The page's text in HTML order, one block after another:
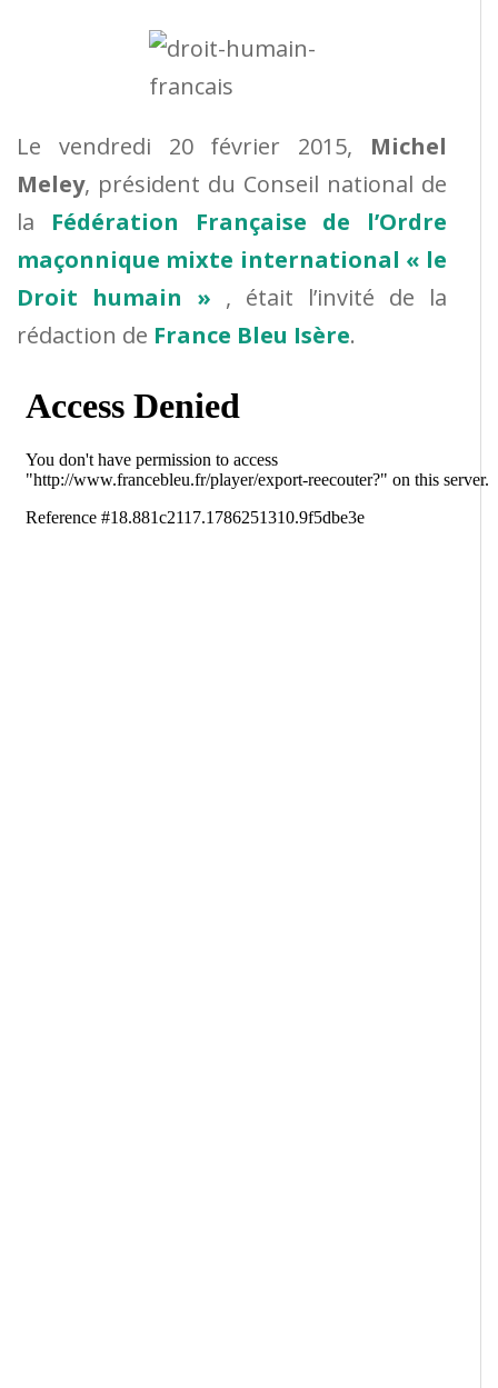
Le vendredi 20 février 2015, Michel
Meley, président du Conseil national de
la Fédération Française de l’Ordre
maçonnique mixte international « le
Droit humain » , était l’invité de la
rédaction de France Bleu Isère.